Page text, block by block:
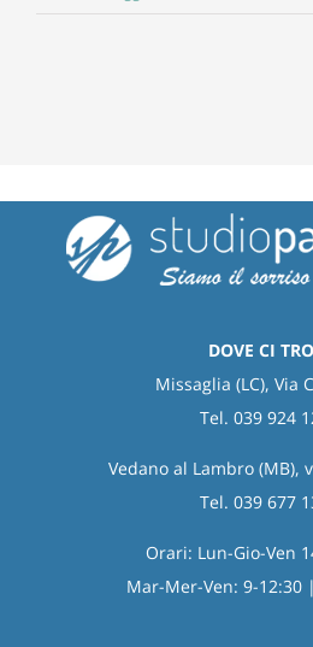
DOVE CI
Missaglia (LC), Via
Tel. 039 924
Vedano al Lambro (MB),
Tel. 039 677
Orari: Lun-Gio-Ven
Mar-Mer-Ven: 9-12:30